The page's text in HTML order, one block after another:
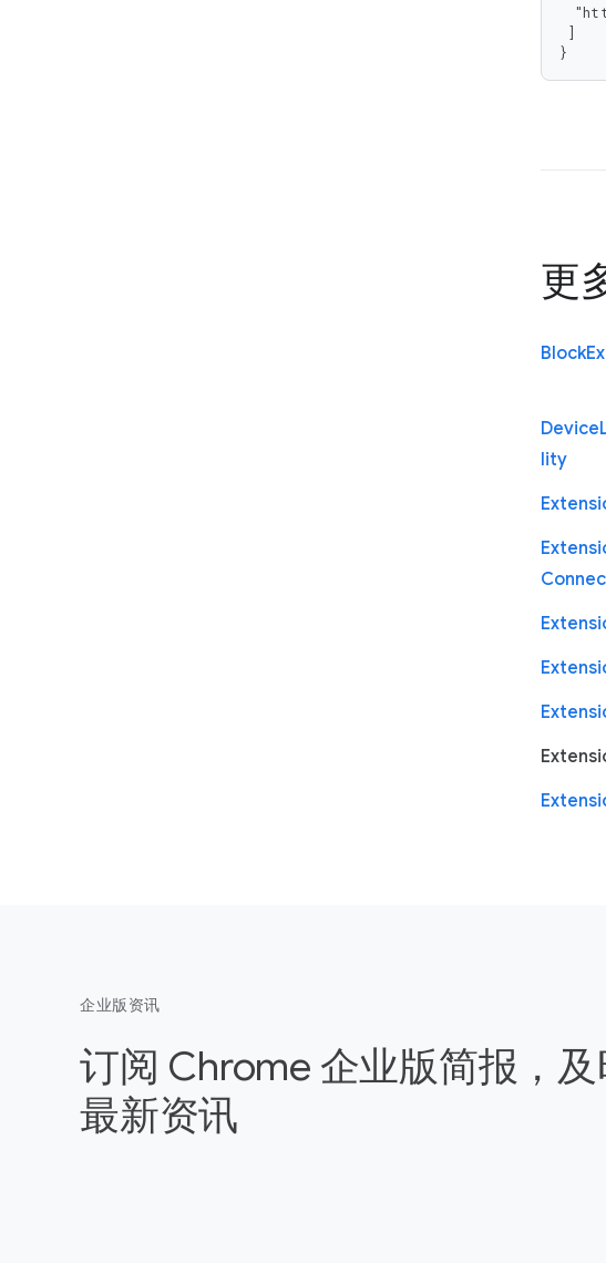
}
更
Block
Device
lity
企业版资讯
订阅 Chrome 企业版简报，
最新资讯